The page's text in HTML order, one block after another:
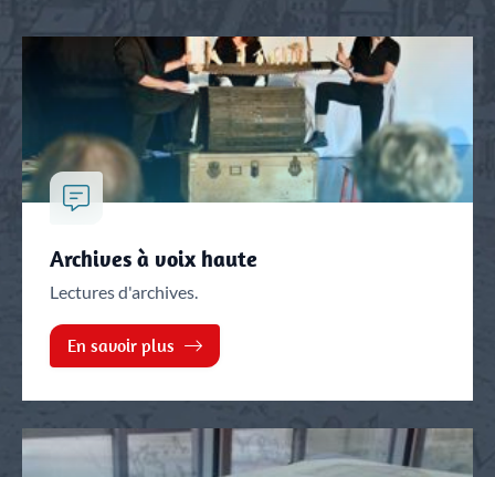
Archives à voix haute
Lectures d'archives.
En savoir plus